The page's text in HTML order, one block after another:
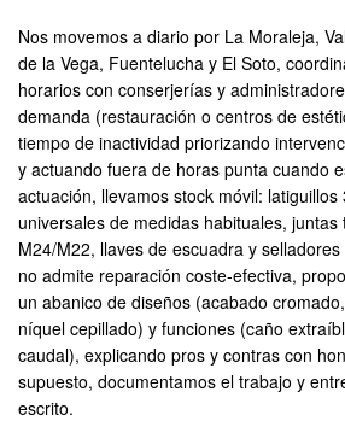
Nos movemos a diario por La Moraleja,
de la Vega, Fuentelucha y El Soto,
horarios con conserjerías y
demanda (restauración o centros de
tiempo de inactividad priorizando
y actuando fuera de horas punta cuando
actuación, llevamos stock móvil: latiguillos
universales de medidas habituales,
M24/M22, llaves de escuadra y
no admite reparación coste-efectiva,
un abanico de diseños (acabado
níquel cepillado) y funciones (caño
caudal), explicando pros y contras con
supuesto, documentamos el trabajo y
escrito.